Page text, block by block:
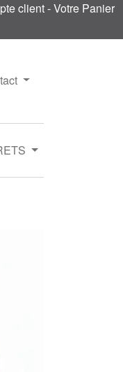
client-Votre Panier